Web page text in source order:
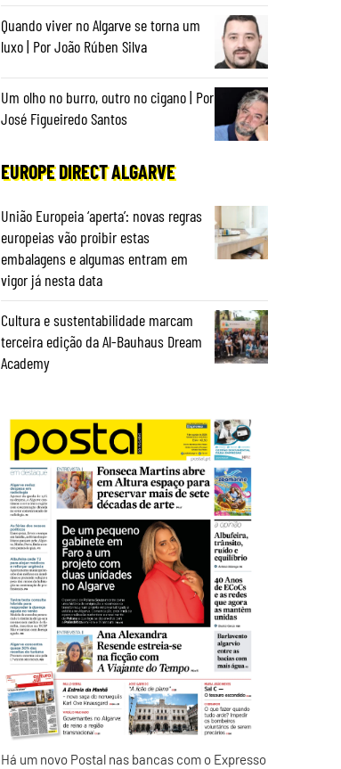
Quando viver no Algarve se torna um
luxo | Por João Rúben Silva
Um olho no burro, outro no cigano | Por
José Figueiredo Santos
EUROPE DIRECT ALGARVE
União Europeia ‘aperta’: novas regras
europeias vão proibir estas
embalagens e algumas entram em
vigor já nesta data
Cultura e sustentabilidade marcam
terceira edição da Al-Bauhaus Dream
Academy
Há um novo Postal nas bancas com o Expresso